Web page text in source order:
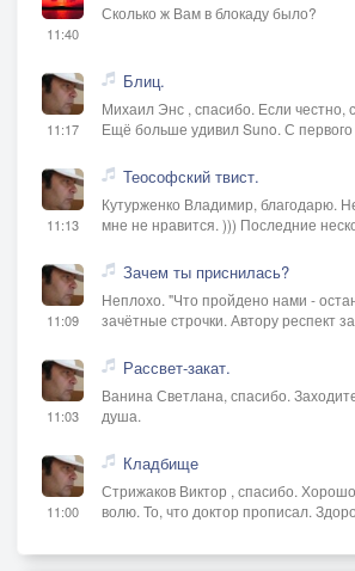
11:40
Сколько ж Вам в блокаду было?
11:17
Блиц.
Михаил Энс , спасибо. Если честно,
Ещё больше удивил Suno. С первого
11:13
Теософский твист.
Кутурженко Владимир, благодарю.
мне не нравится. ))) Последние
11:09
Зачем ты приснилась?
Неплохо. "Что пройдено нами -
зачётные строчки. Автору респект
11:03
Рассвет-закат.
Ванина Светлана, спасибо.
душа.
11:00
Кладбище
Стрижаков Виктор , спасибо.
волю. То, что доктор прописал.